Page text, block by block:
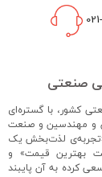
-021
صنعتی
کشور، با گستره‌ای
و مهندسین و صنعت
«تجربه‌ی لذت‌بخش یک
بهترین قیمت» و
کرده به آن پایبند